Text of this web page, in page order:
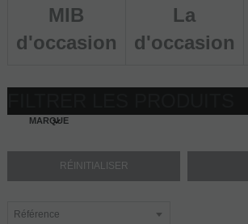
MIB
d'occasion
La
d'occasion
MARQUE